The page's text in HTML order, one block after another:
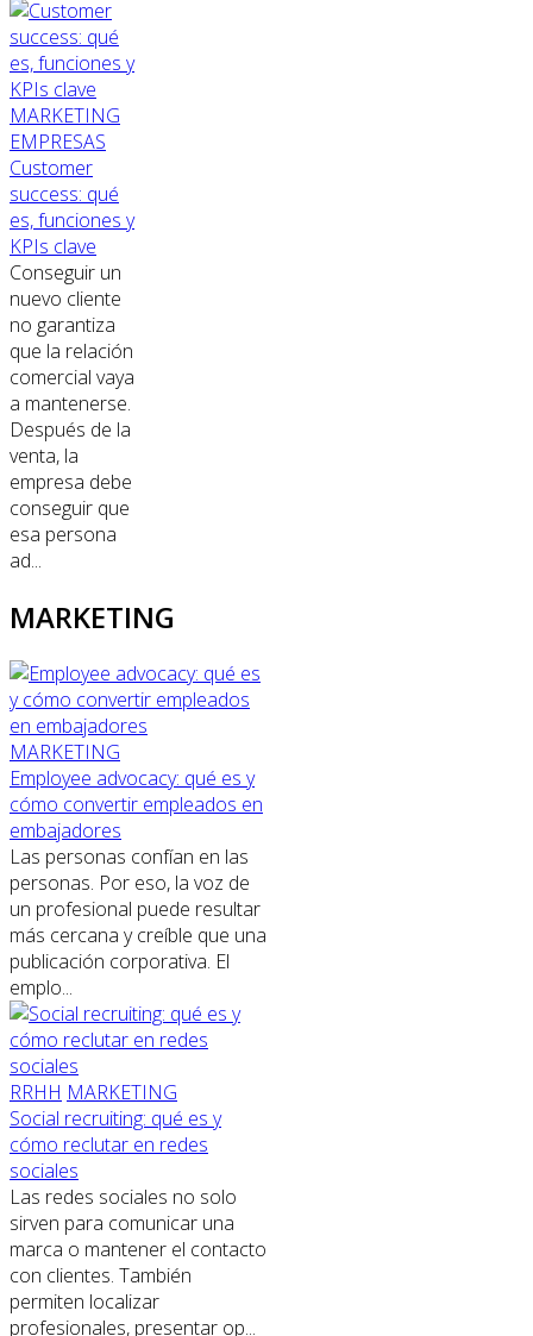
MARKETING
EMPRESAS
Customer
success: qué
es, funciones y
KPIs clave
Conseguir un
nuevo cliente
no garantiza
que la relación
comercial vaya
a mantenerse.
Después de la
venta, la
empresa debe
conseguir que
esa persona
ad...
MARKETING
MARKETING
Employee advocacy: qué es y
cómo convertir empleados en
embajadores
Las personas confían en las
personas. Por eso, la voz de
un profesional puede resultar
más cercana y creíble que una
publicación corporativa. El
emplo...
RRHH MARKETING
Social recruiting: qué es y
cómo reclutar en redes
sociales
Las redes sociales no solo
sirven para comunicar una
marca o mantener el contacto
con clientes. También
permiten localizar
profesionales, presentar op...